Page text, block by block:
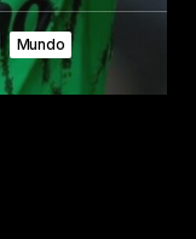
Mundo